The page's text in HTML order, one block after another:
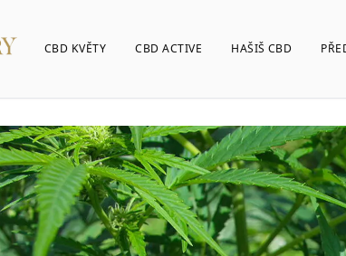
CBD KVĚTY CBD ACTIVE HAŠIŠ CBD